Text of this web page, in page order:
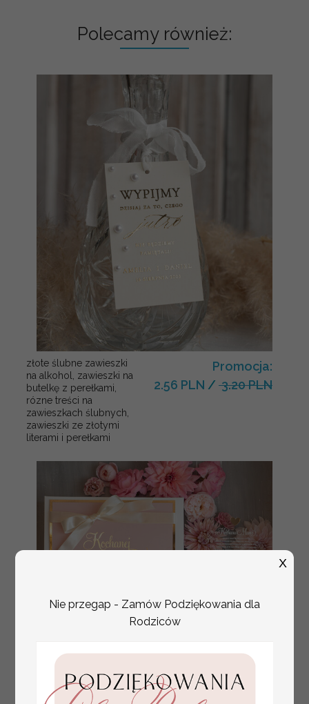
Polecamy również:
złote ślubne zawieszki
na alkohol, zawieszki na
butelkę z perełkami,
rózne treści na
zawieszkach ślubnych,
zawieszki ze złotymi
literami i perełkami
Promocja:
2.56 PLN / 3.20 PLN
Nie przegap - Zamów Podziękowania dla
Rodziców
X